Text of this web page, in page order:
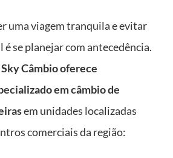
uma viagem tranquila e evitar
é se planejar com antecedência.
Sky Câmbio oferece
em câmbio de
em unidades localizadas
comerciais da região: